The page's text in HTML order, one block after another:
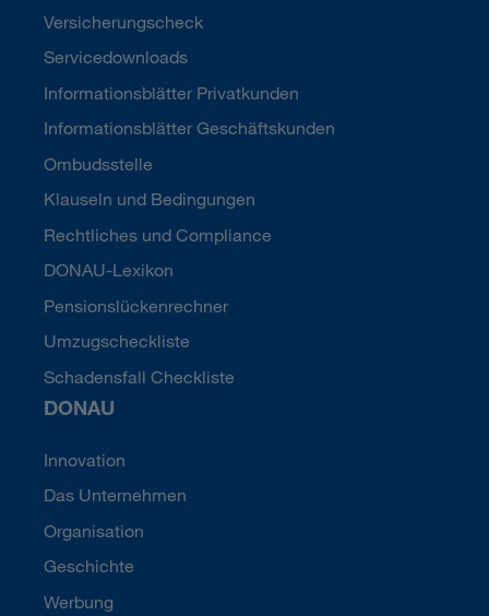
Versicherungscheck
Servicedownloads
Informationsblätter Privatkunden
Informationsblätter Geschäftskunden
Ombudsstelle
Klauseln und Bedingungen
Rechtliches und Compliance
DONAU-Lexikon
Pensionslückenrechner
Umzugscheckliste
Schadensfall Checkliste
DONAU
Innovation
Das Unternehmen
Organisation
Geschichte
Werbung